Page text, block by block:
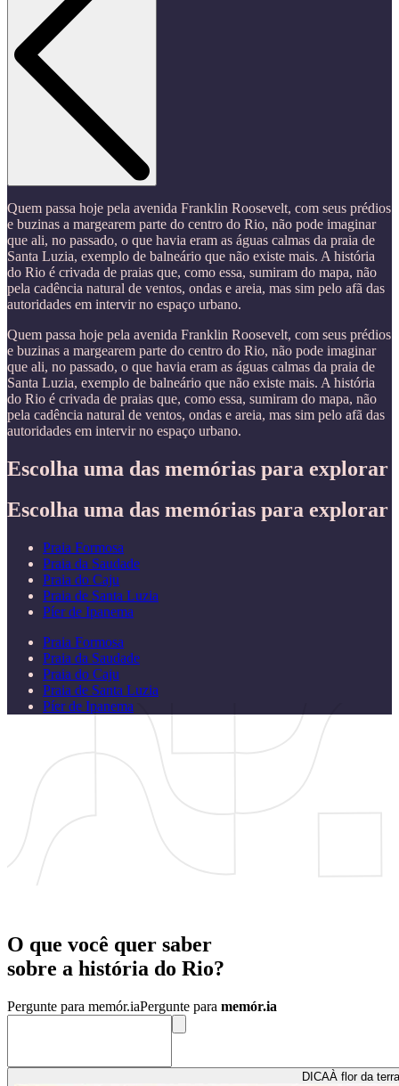
Quem passa hoje pela avenida Franklin Roosevelt, com seus prédios
e buzinas a margearem parte do centro do Rio, não pode imaginar
que ali, no passado, o que havia eram as águas calmas da praia de
Santa Luzia, exemplo de balneário que não existe mais. A história
do Rio é crivada de praias que, como essa, sumiram do mapa, não
pela cadência natural de ventos, ondas e areia, mas sim pelo afã das
autoridades em intervir no espaço urbano.
Quem passa hoje pela avenida Franklin Roosevelt, com seus prédios
e buzinas a margearem parte do centro do Rio, não pode imaginar
que ali, no passado, o que havia eram as águas calmas da praia de
Santa Luzia, exemplo de balneário que não existe mais. A história
do Rio é crivada de praias que, como essa, sumiram do mapa, não
pela cadência natural de ventos, ondas e areia, mas sim pelo afã das
autoridades em intervir no espaço urbano.
Escolha uma das memórias para explorar
Escolha uma das memórias para explorar
Praia Formosa
Praia da Saudade
Praia do Caju
Praia de Santa Luzia
Píer de Ipanema
Praia Formosa
Praia da Saudade
Praia do Caju
Praia de Santa Luzia
Píer de Ipanema
O que você quer saber
sobre a história do Rio?
Pergunte para memór.iaPergunte para memór.ia
DICAÀ flor da terra